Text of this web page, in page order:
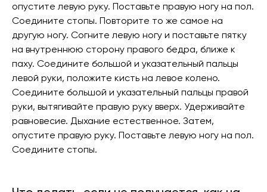
опустите левую руку. Поставьте правую ногу на пол.
Соедините стопы. Повторите то же самое на
другую ногу. Согните левую ногу и поставьте пятку
на внутреннюю сторону правого бедра, ближе к
паху. Соедините большой и указательный пальцы
левой руки, положите кисть на левое колено.
Соедините большой и указательный пальцы правой
руки, вытягивайте правую руку вверх. Удерживайте
равновесие. Дыхание естественное. Затем,
опустите правую руку. Поставьте левую ногу на пол.
Соедините стопы.